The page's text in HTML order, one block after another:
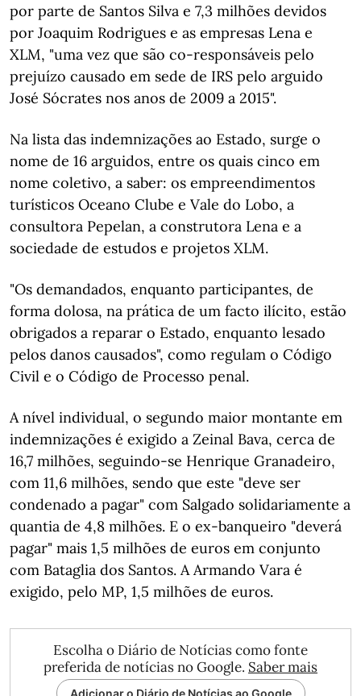
por parte de Santos Silva e 7,3 milhões devidos
por Joaquim Rodrigues e as empresas Lena e
XLM, "uma vez que são co-responsáveis pelo
prejuízo causado em sede de IRS pelo arguido
José Sócrates nos anos de 2009 a 2015".
Na lista das indemnizações ao Estado, surge o
nome de 16 arguidos, entre os quais cinco em
nome coletivo, a saber: os empreendimentos
turísticos Oceano Clube e Vale do Lobo, a
consultora Pepelan, a construtora Lena e a
sociedade de estudos e projetos XLM.
"Os demandados, enquanto participantes, de
forma dolosa, na prática de um facto ilícito, estão
obrigados a reparar o Estado, enquanto lesado
pelos danos causados", como regulam o Código
Civil e o Código de Processo penal.
A nível individual, o segundo maior montante em
indemnizações é exigido a Zeinal Bava, cerca de
16,7 milhões, seguindo-se Henrique Granadeiro,
com 11,6 milhões, sendo que este "deve ser
condenado a pagar" com Salgado solidariamente a
quantia de 4,8 milhões. E o ex-banqueiro "deverá
pagar" mais 1,5 milhões de euros em conjunto
com Bataglia dos Santos. A Armando Vara é
exigido, pelo MP, 1,5 milhões de euros.
Escolha o Diário de Notícias como fonte
preferida de notícias no Google. Saber mais
Adicionar o Diário de Notícias ao Google